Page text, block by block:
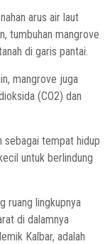
arus air laut
tumbuhan mangrove
di garis pantai.
mangrove juga
(CO2) dan
sebagai tempat hidup
untuk berlindung
ruang lingkupnya
di dalamnya
Kalbar, adalah